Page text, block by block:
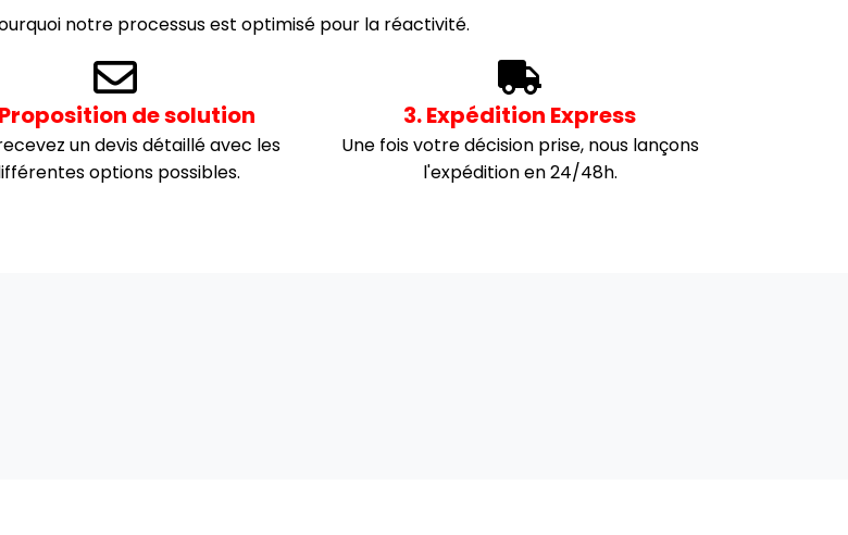
notre processus est optimisé pour la réactivité.
de solution
un devis détaillé avec les
options possibles.
3. Expédition Express
Une fois votre décision prise, nous lançons
l'expédition en 24/48h.